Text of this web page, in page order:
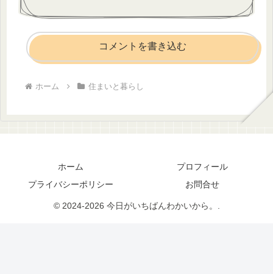
コメントを書き込む
ホーム 住まいと暮らし
ホーム
プロフィール
プライバシーポリシー
お問合せ
© 2024-2026 今日がいちばんわかいから。.